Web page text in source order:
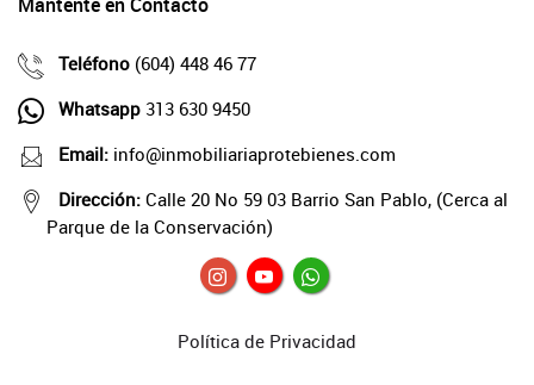
Teléfono (604) 448 46 77
Whatsapp 313 630 9450
Email: info@inmobiliariaprotebienes.com
Dirección: Calle 20 No 59 03 Barrio San Pablo, (Cerca al
Parque de la Conservación)
Política de Privacidad